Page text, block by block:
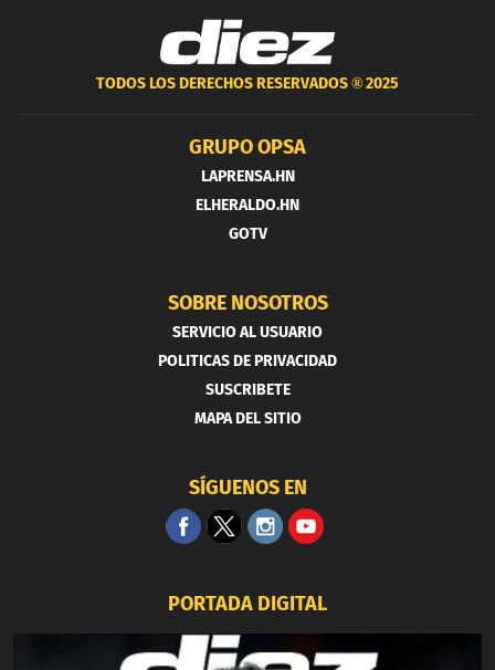
TODOS LOS DERECHOS RESERVADOS ®2025
GRUPO OPSA
LAPRENSA.HN
ELHERALDO.HN
GOTV
SOBRE NOSOTROS
SERVICIO AL USUARIO
POLITICAS DE PRIVACIDAD
SUSCRIBETE
MAPA DEL SITIO
SÍGUENOS EN
PORTADA DIGITAL